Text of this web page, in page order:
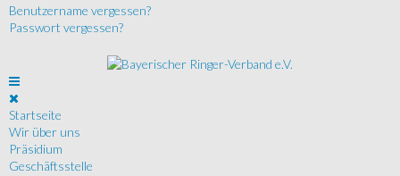
Benutzername vergessen?
Passwort vergessen?
Startseite
Wir über uns
Präsidium
Geschäftsstelle